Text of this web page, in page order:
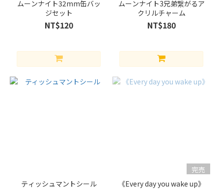
ムーンナイト32mm缶バッ
ジセット
NT$120
ムーンナイト3兄弟繋がるア
クリルチャーム
NT$180
ティッシュマントシール
完売
《Every day you wake up》